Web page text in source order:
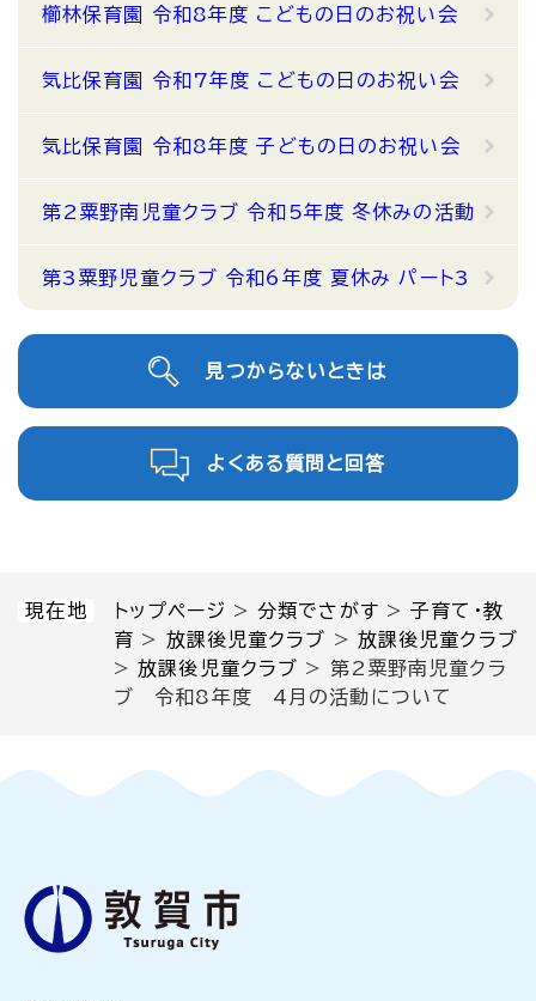
現在地 トップページ >分類でさがす >子育て・教
育 > 放課後児童クラブ > 放課後児童クラブ
>放課後児童クラブ > 第2粟野南児童クラ
ブ 令和8年度 4月の活動について
櫛林保育園 令和8年度 こどもの日のお祝い会
気比保育園 令和7年度 こどもの日のお祝い会
気比保育園 令和8年度 子どもの日のお祝い会
第2粟野南児童クラブ 令和5年度 冬休みの活動
第3粟野児童クラブ 令和6年度 夏休み パート3
見つからないときは
よくある質問と回答